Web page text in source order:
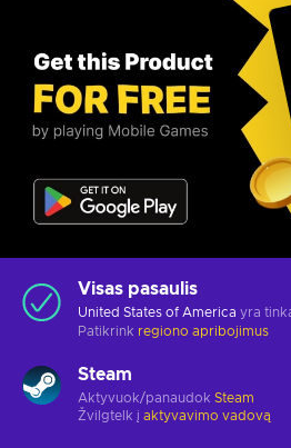
Visas pasaulis
United States of America yra
Patikrink regiono apribojimus
Steam
Aktyvuok/panaudok Steam
Žvilgtelk į aktyvavimo vadovą